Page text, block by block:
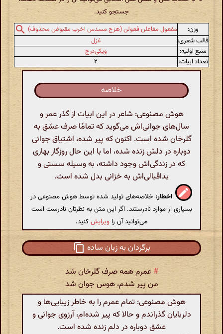
جستجو کنید.
وزن:
مفعول مفاعلن فعولن (هزج مسدس اخرب مقبوض محذوف)
قالب شعری:
غزل
منبع اولیه:
ویکی‌درج
تعداد ابیات:
۲
خلاصه
هوش مصنوعی: شاعر در این ابیات از گذر عمر و
سال‌های جوانی‌اش می‌گوید که تمامًا صرف عشق به
گلرخان شده است. اکنون که پیر شده، اشتیاق جوانی
دوباره در دلش زنده شده، اما با این حال روزگار بهاری
که در زندگی‌اش وجود داشته، به وسیله سستی و
بداقبالی‌اش به خزانی بدل شده است.
اخطار: خلاصه‌های تولید شده توسط هوش مصنوعی در
بسیاری از موارد نادرستند. اگر این متن به نظرتان نادرست است
می‌توانید آن را ویرایشکنید.
برگردان به زبان ساده
# عمرم همه صرف گلرخان شد
من پیر شدم، هوس جوان شد
هوش مصنوعی: تمام عمرم را به خاطر زیبایی‌ها و
دلربایان گذراندم و حالا که پیر شده‌ام، آرزوی جوانی و
عشق دوباره در دلم زنده شده است.